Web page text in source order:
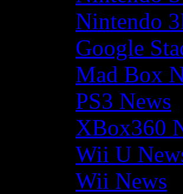
Nintendo
Google
Mad Box
PS3 News
XBox360
Wii U
Wii News